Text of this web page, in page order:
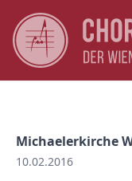
Michaelerkirche
10.02.2016